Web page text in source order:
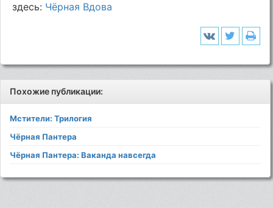
здесь: Чёрная Вдова
Похожие публикации:
Мстители: Трилогия
Чёрная Пантера
Чёрная Пантера: Ваканда навсегда